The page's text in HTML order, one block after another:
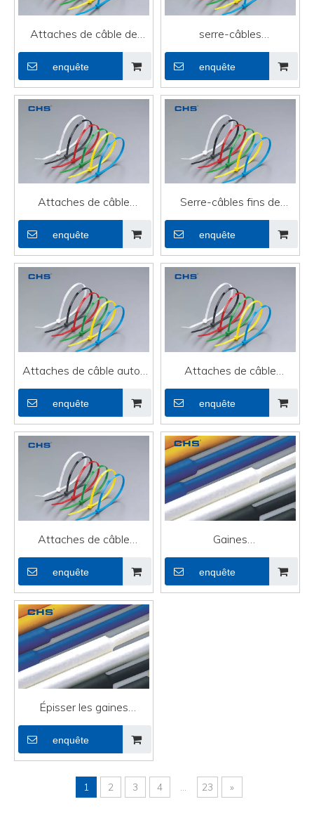
Attaches de câble de
haute qualité à usage
intensif pour câble PC
enquête
serre-câbles
personnalisés montables
pour guirlandes
lumineuses
enquête
Attaches de câble
flexibles élastiques pour
câble pc
enquête
Serre-câbles fins de
haute qualité pour
guirlandes lumineuses
enquête
Attaches de câble auto-
agrippantes
enquête
Attaches de câble
personnalisées solides
pour câble PC
enquête
Attaches de câble
personnalisées protégées
contre les UV pour
guirlandes lumineuses
enquête
Gaines
thermorétractables en
plastique ignifuges avec
enquête
Épisser les gaines
thermorétractables en
plastique avec de la colle
enquête
1 2 3 4 ... 23 »